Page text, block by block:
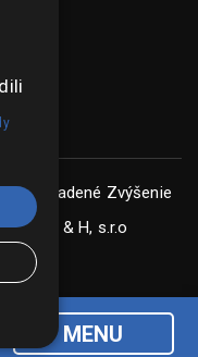
MENU
vyhradené Zvýšenie
G & H, s.r.o